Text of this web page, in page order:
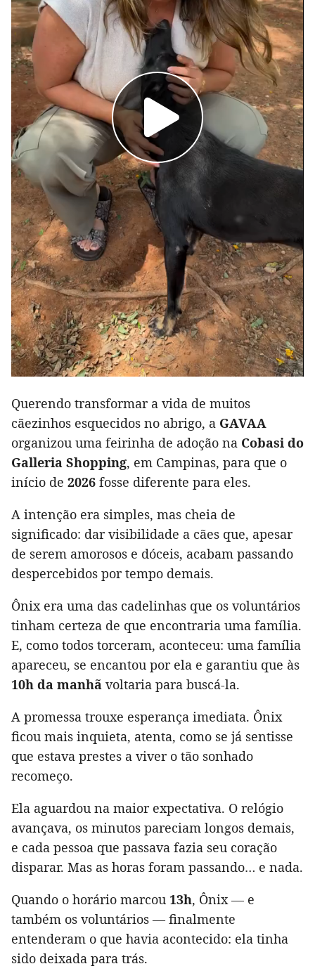
Querendo transformar a vida de muitos
cãezinhos esquecidos no abrigo, a GAVAA
organizou uma feirinha de adoção na Cobasi do
Galleria Shopping, em Campinas, para que o
início de 2026 fosse diferente para eles.
A intenção era simples, mas cheia de
significado: dar visibilidade a cães que, apesar
de serem amorosos e dóceis, acabam passando
despercebidos por tempo demais.
Ônix era uma das cadelinhas que os voluntários
tinham certeza de que encontraria uma família.
E, como todos torceram, aconteceu: uma família
apareceu, se encantou por ela e garantiu que às
10h da manhã voltaria para buscá-la.
A promessa trouxe esperança imediata. Ônix
ficou mais inquieta, atenta, como se já sentisse
que estava prestes a viver o tão sonhado
recomeço.
Ela aguardou na maior expectativa. O relógio
avançava, os minutos pareciam longos demais,
e cada pessoa que passava fazia seu coração
disparar. Mas as horas foram passando… e nada.
Quando o horário marcou 13h, Ônix — e
também os voluntários — finalmente
entenderam o que havia acontecido: ela tinha
sido deixada para trás.